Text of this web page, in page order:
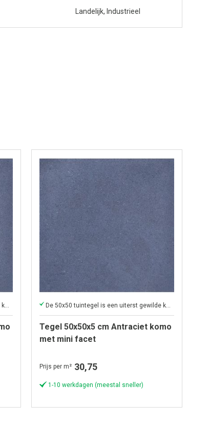
Landelijk, Industrieel
Tegel 50x50x5 cm Antraciet komo
met mini facet
Prijs per m² 30,75
1-10 werkdagen (meestal sneller)